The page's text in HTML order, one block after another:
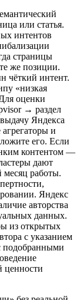
или статья.
интентов
страницы
же позиции.
чёткий интент.
«низкая
оценки
→ раздел
Яндекса
и
его. Если
контентом —
дают
месяц работы.
Яндекс
авторства
данных.
из открытых
с указанием
подобранными
ценности